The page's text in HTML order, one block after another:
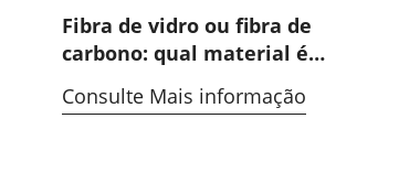
Fibra de vidro ou fibra de
carbono: qual material é
capacete?
Consulte Mais informação